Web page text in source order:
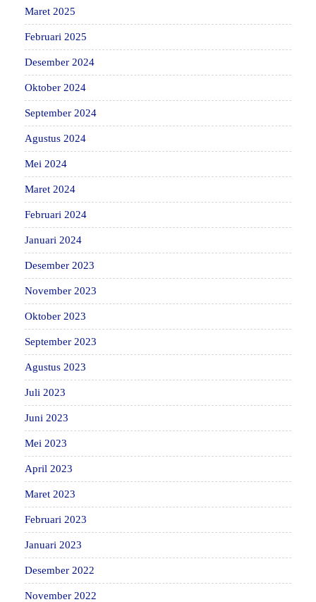
Maret 2025
Februari 2025
Desember 2024
Oktober 2024
September 2024
Agustus 2024
Mei 2024
Maret 2024
Februari 2024
Januari 2024
Desember 2023
November 2023
Oktober 2023
September 2023
Agustus 2023
Juli 2023
Juni 2023
Mei 2023
April 2023
Maret 2023
Februari 2023
Januari 2023
Desember 2022
November 2022